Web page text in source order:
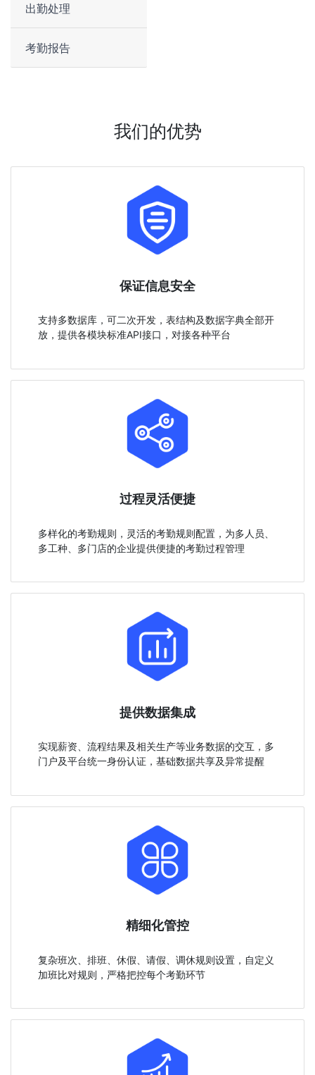
出勤处理
考勤报告
我们的优势
保证信息安全
支持多数据库，可二次开发，表结构及数据字典全部开
放，提供各模块标准API接口，对接各种平台
过程灵活便捷
多样化的考勤规则，灵活的考勤规则配置，为多人员、
多工种、多门店的企业提供便捷的考勤过程管理
提供数据集成
实现薪资、流程结果及相关生产等业务数据的交互，多
门户及平台统一身份认证，基础数据共享及异常提醒
精细化管控
复杂班次、排班、休假、请假、调休规则设置，自定义
加班比对规则，严格把控每个考勤环节